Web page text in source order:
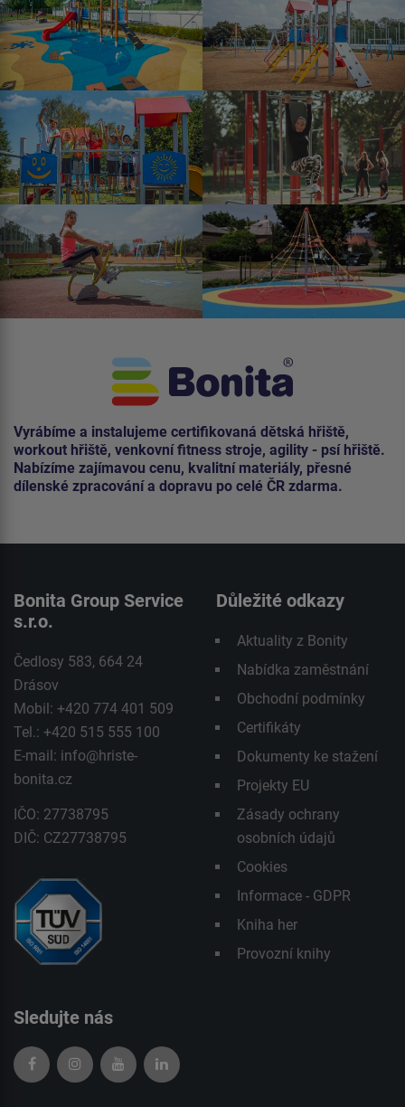
Vyrábíme a instalujeme certifikovaná dětská hřiště,
workout hřiště, venkovní fitness stroje, agility - psí hřiště.
Nabízíme zajímavou cenu, kvalitní materiály, přesné
dílenské zpracování a dopravu po celé ČR zdarma.
Bonita Group Service
s.r.o.
Čedlosy 583, 664 24
Drásov
Mobil: +420 774 401 509
Tel.: +420 515 555 100
E-mail: info@hriste-
bonita.cz
IČO: 27738795
DIČ: CZ27738795
Důležité odkazy
Aktuality z Bonity
Nabídka zaměstnání
Obchodní podmínky
Certifikáty
Dokumenty ke stažení
Projekty EU
Zásady ochrany
osobních údajů
Cookies
Informace - GDPR
Kniha her
Provozní knihy
Sledujte nás